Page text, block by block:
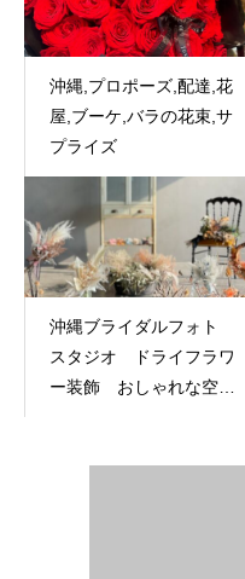
沖縄,プロポーズ,配達,花
屋,ブーケ,バラの花束,サ
プライズ
沖縄ブライダルフォト
スタジオ ドライフラワ
ー装飾 おしゃれな空間